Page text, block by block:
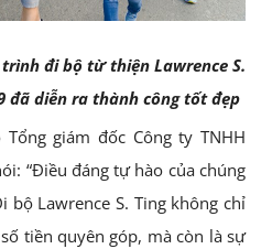
đi bộ từ thiện Lawrence S.
đã diễn ra thành công tốt đẹp
giám đốc Công ty TNHH
“Điều đáng tự hào của chúng
Lawrence S. Ting không chỉ
tiền quyên góp, mà còn là sự